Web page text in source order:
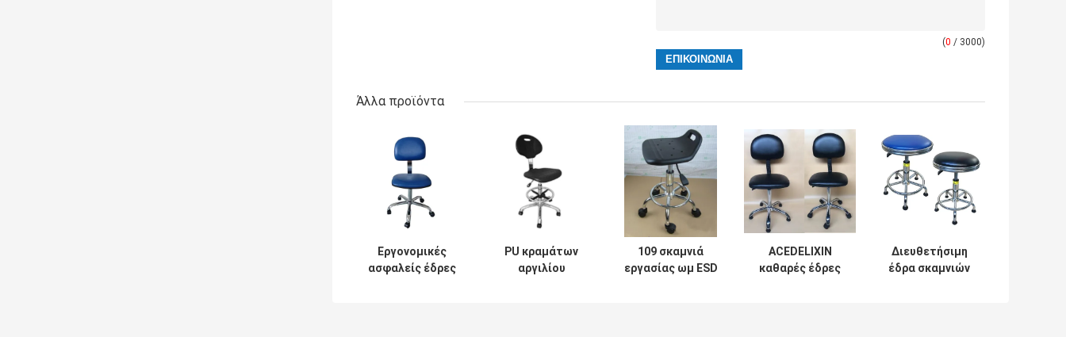
(0 / 3000)
Άλλα προϊόντα
Εργονομικές
ασφαλείς έδρες
PU κραμάτων
αργιλίου
109 σκαμνιά
εργασίας ωμ ESD
ACEDELIXIN
καθαρές έδρες
Διευθετήσιμη
έδρα σκαμνιών